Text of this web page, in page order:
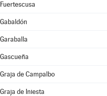
Fuertescusa
Gabaldón
Garaballa
Gascueña
Graja de Campalbo
Graja de Iniesta